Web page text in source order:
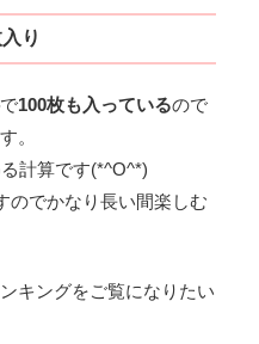
り
で100枚も入っているので
。
計算です(*^O^*)
のでかなり長い間楽しむ
キングをご覧になりたい